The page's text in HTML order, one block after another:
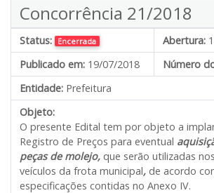
Concorrência 21/2018
Status: Encerrada Abertura:
Publicado em: 19/07/2018
Número
Entidade: Prefeitura
Objeto:
O presente Edital tem por objeto a
Registro de Preços para eventual
peças de molejo, que serão utilizadas
veículos da frota municipal, de acordo
especificações contidas no Anexo IV.